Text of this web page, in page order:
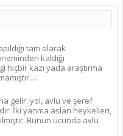
tam olarak
kaldığı
hiçbir kazı yada araştırma
gelir: yol, avlu ve şeref
İki yanma aslan heykelleri,
Bunun ucunda avlu